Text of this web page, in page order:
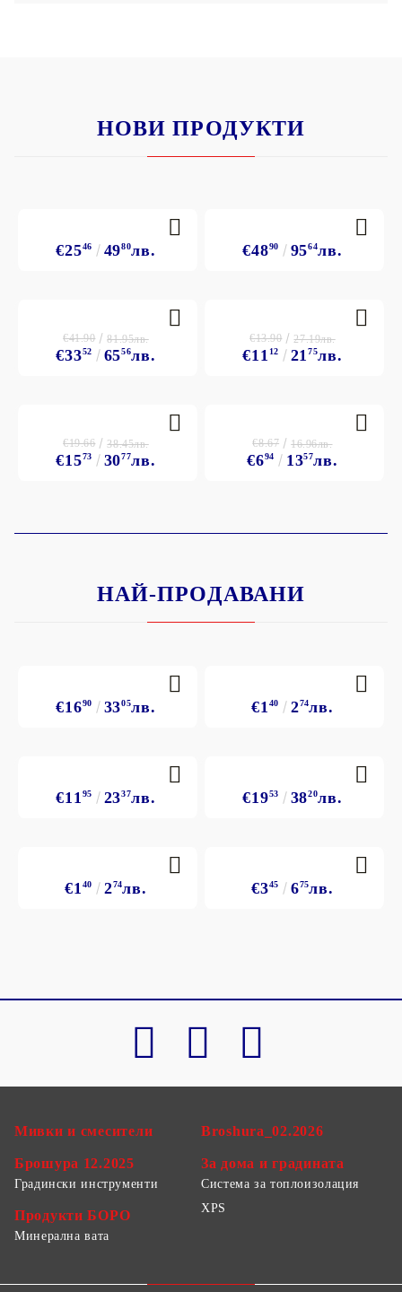
НОВИ ПРОДУКТИ
€2546 4980лв. €4890 9564лв.
€3352 6556лв.
€41.90 81.95лв.
€11 12 2175лв.
€13.90 27.19лв.
€1573 3077лв.
€19.66 38.45лв.
€694 1357лв.
€8.67 16.96лв.
НАЙ-ПРОДАВАНИ
€1690 3305лв. €1 40 274лв.
€11 95 2337лв. €1953 3820лв.
€1 40 274лв. €345 675лв.
Мивки и смесители
Брошура 12.2025
Broshura_02.2026
За дома и градината
Градински инструменти
Продукти БОРО
Система за топлоизолация
XPS
Минерална вата